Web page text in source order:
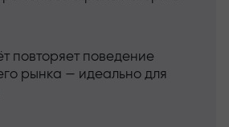
повторяет поведение
рынка — идеально для